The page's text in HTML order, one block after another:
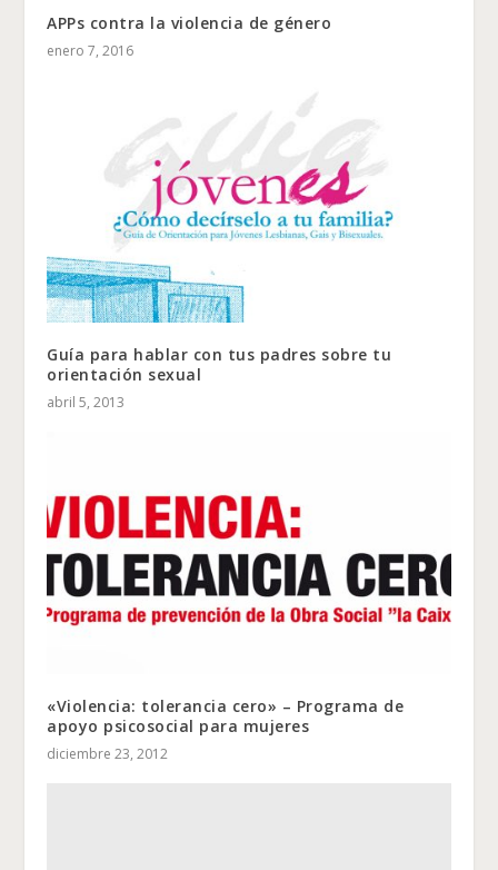
APPs contra la violencia de género
enero 7, 2016
Guía para hablar con tus padres sobre tu
orientación sexual
abril 5, 2013
«Violencia: tolerancia cero» – Programa de
apoyo psicosocial para mujeres
diciembre 23, 2012